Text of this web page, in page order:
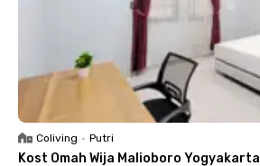
Coliving • Putri
Kost Omah Wija Malioboro Yogyakarta